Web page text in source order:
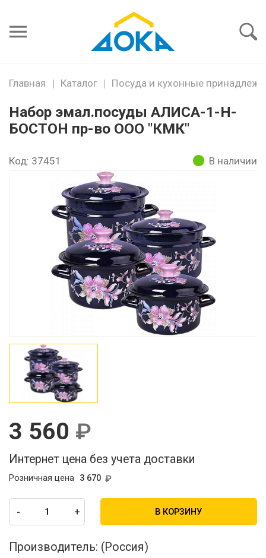
пароль
Главная Каталог Посуда и кухонные
Набор эмал.посуды АЛИСА-1-Н-
БОСТОН пр-во ООО "КМК"
Код: 37451 В наличии
3 560
Интернет цена без учета доставки
3 670
Розничная цена
- + В КОРЗИНУ
Производитель: (Россия)